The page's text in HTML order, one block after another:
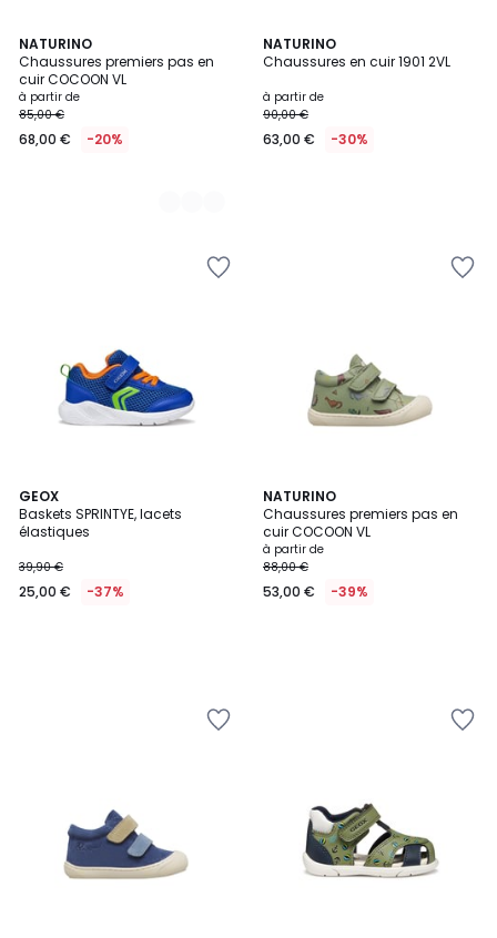
NATURINO
Chaussures premiers pas en
cuir COCOON VL
à partir de
85,00 €
68,00 € -20%
16
Couleurs
NATURINO
Chaussures en cuir 1901 2VL
à partir de
90,00 €
63,00 € -30%
GEOX
Baskets SPRINTYE, lacets
élastiques
39,90 €
25,00 € -37%
NATURINO
Chaussures premiers pas en
cuir COCOON VL
à partir de
88,00 €
53,00 € -39%